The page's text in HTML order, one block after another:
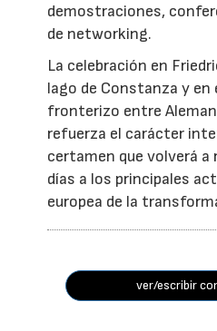
demostraciones,
de networking.
La celebración en
lago de Constanza y en
fronterizo entre
refuerza el carácter
certamen que volverá
días a los principales
europea de la
ver/escribir